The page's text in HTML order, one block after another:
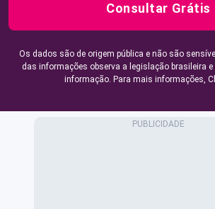
Consultar Grátis
Os dados são de origem pública e não são
das informações observa a legislação brasileira
informação. Para mais informações,